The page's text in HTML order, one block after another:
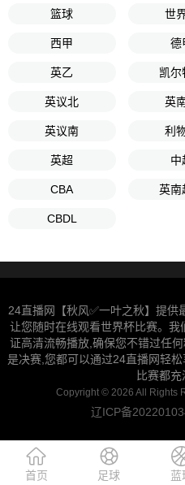
篮球 世
西甲 德
英乙 凯尔
英议北 英
英议南 利
英超 中
CBA 英南
CBDL
24直播网【秋风✅一叶之秋】提供
让您随时在线观看世界杯比赛。
证高清流畅播放,确保您不错过任
是决赛,您都可以通过24直播网轻
比赛都充
Copyright © 2026 All Rights
辽ICP备
首页 足球 蓝